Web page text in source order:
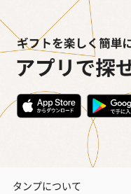
タンプについて